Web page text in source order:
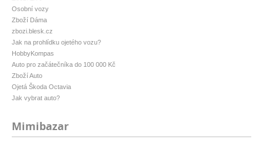
Osobní vozy
Zboží Dáma
zbozi.blesk.cz
Jak na prohlídku ojetého vozu?
HobbyKompas
Auto pro začátečníka do 100 000 Kč
Zboží Auto
Ojetá Škoda Octavia
Jak vybrat auto?
Mimibazar